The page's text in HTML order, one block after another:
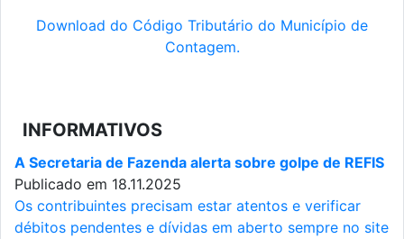
Download do Código Tributário do Município de
Contagem.
INFORMATIVOS
A Secretaria de Fazenda alerta sobre golpe de REFIS
Publicado em 18.11.2025
Os contribuintes precisam estar atentos e verificar
débitos pendentes e dívidas em aberto sempre no site